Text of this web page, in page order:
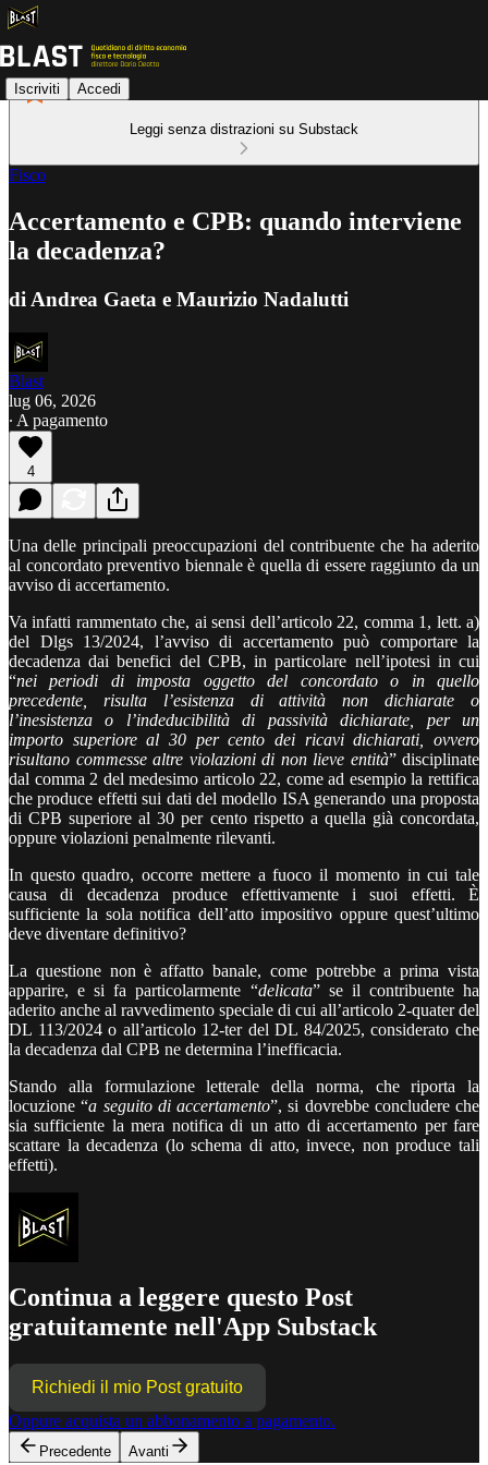
Iscriviti Accedi
Leggi senza distrazioni su Substack
Fisco
Accertamento e CPB: quando interviene
la decadenza?
di Andrea Gaeta e Maurizio Nadalutti
Blast
lug 06, 2026
∙ A pagamento
4
Una delle principali preoccupazioni del contribuente che ha aderito
al concordato preventivo biennale è quella di essere raggiunto da un
avviso di accertamento.
Va infatti rammentato che, ai sensi dell’articolo 22, comma 1, lett. a)
del Dlgs 13/2024, l’avviso di accertamento può comportare la
decadenza dai benefici del CPB, in particolare nell’ipotesi in cui
“nei periodi di imposta oggetto del concordato o in quello
precedente, risulta l’esistenza di attività non dichiarate o
l’inesistenza o l’indeducibilità di passività dichiarate, per un
importo superiore al 30 per cento dei ricavi dichiarati, ovvero
risultano commesse altre violazioni di non lieve entità” disciplinate
dal comma 2 del medesimo articolo 22, come ad esempio la rettifica
che produce effetti sui dati del modello ISA generando una proposta
di CPB superiore al 30 per cento rispetto a quella già concordata,
oppure violazioni penalmente rilevanti.
In questo quadro, occorre mettere a fuoco il momento in cui tale
causa di decadenza produce effettivamente i suoi effetti. È
sufficiente la sola notifica dell’atto impositivo oppure quest’ultimo
deve diventare definitivo?
La questione non è affatto banale, come potrebbe a prima vista
apparire, e si fa particolarmente “delicata” se il contribuente ha
aderito anche al ravvedimento speciale di cui all’articolo 2-quater del
DL 113/2024 o all’articolo 12-ter del DL 84/2025, considerato che
la decadenza dal CPB ne determina l’inefficacia.
Stando alla formulazione letterale della norma, che riporta la
locuzione “a seguito di accertamento”, si dovrebbe concludere che
sia sufficiente la mera notifica di un atto di accertamento per fare
scattare la decadenza (lo schema di atto, invece, non produce tali
effetti).
Continua a leggere questo Post
gratuitamente nell'App Substack
Richiedi il mio Post gratuito
Oppure acquista un abbonamento a pagamento.
Precedente Avanti